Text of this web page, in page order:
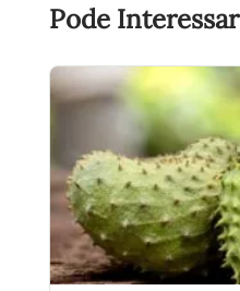
Pode Interessar